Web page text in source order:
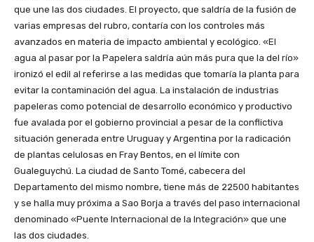
que une las dos ciudades. El proyecto, que saldría de la fusión de
varias empresas del rubro, contaría con los controles más
avanzados en materia de impacto ambiental y ecológico. «El
agua al pasar por la Papelera saldría aún más pura que la del río»
ironizó el edil al referirse a las medidas que tomaría la planta para
evitar la contaminación del agua. La instalación de industrias
papeleras como potencial de desarrollo económico y productivo
fue avalada por el gobierno provincial a pesar de la conflictiva
situación generada entre Uruguay y Argentina por la radicación
de plantas celulosas en Fray Bentos, en el límite con
Gualeguychú. La ciudad de Santo Tomé, cabecera del
Departamento del mismo nombre, tiene más de 22500 habitantes
y se halla muy próxima a Sao Borja a través del paso internacional
denominado «Puente Internacional de la Integración» que une
las dos ciudades.